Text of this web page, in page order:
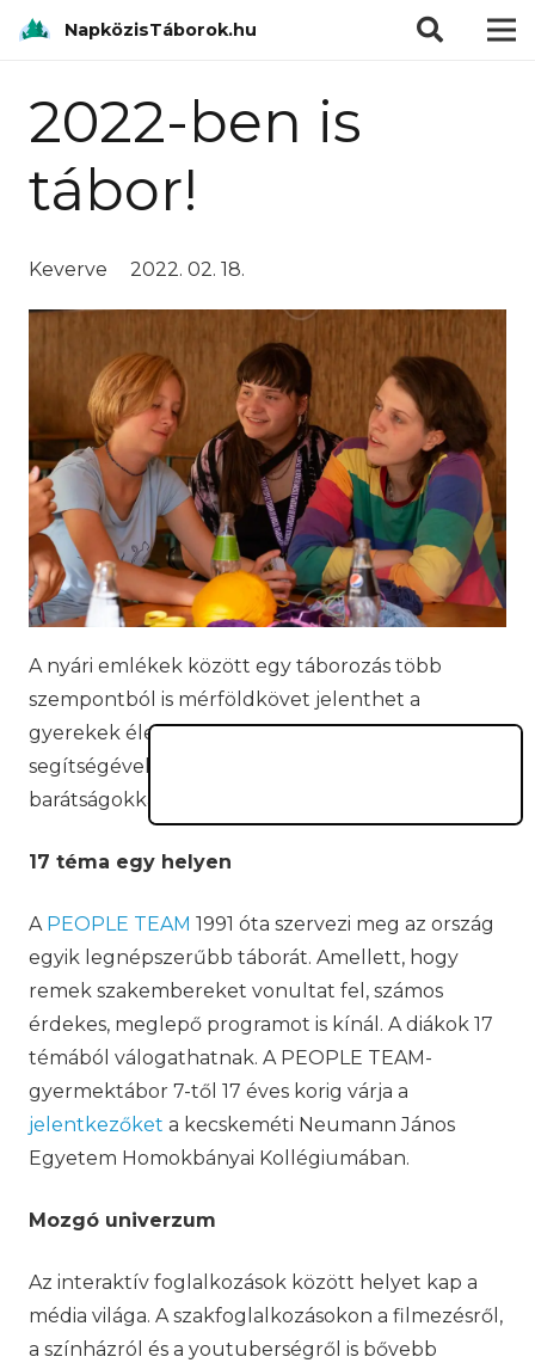
NapközisTáborok.hu
2022-ben is
tábor!
Keverve 2022. 02. 18.
A nyári emlékek között egy táborozás több
szempontból is mérföldkövet jelenthet a
gyerekek életében. Egy nyári gyerekfesztivál
segítségével életre szóló élményekkel és örök
barátságokkal is megajándékozhatjuk őket.
17 téma egy helyen
A PEOPLE TEAM 1991 óta szervezi meg az ország
egyik legnépszerűbb táborát. Amellett, hogy
remek szakembereket vonultat fel, számos
érdekes, meglepő programot is kínál. A diákok 17
témából válogathatnak. A PEOPLE TEAM-
gyermektábor 7-től 17 éves korig várja a
jelentkezőket a kecskeméti Neumann János
Egyetem Homokbányai Kollégiumában.
Mozgó univerzum
Az interaktív foglalkozások között helyet kap a
média világa. A szakfoglalkozásokon a filmezésről,
a színházról és a youtuberségről is bővebb